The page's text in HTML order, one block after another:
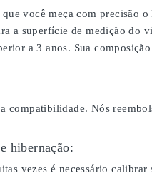
você meça com precisão
a superfície de medição do
a 3 anos. Sua
compatibilidade. Nós
hibernação:
vezes é necessário